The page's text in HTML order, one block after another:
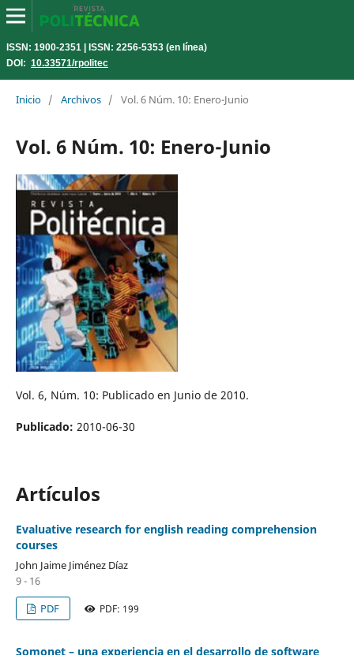
ISSN: 1900-2351 | ISSN: 2256-5353 (en línea)
DOI: 10.33571/rpolitec
Inicio / Archivos / Vol. 6 Núm. 10: Enero-Junio
Vol. 6 Núm. 10: Enero-Junio
Vol. 6, Núm. 10: Publicado en Junio de 2010.
Publicado: 2010-06-30
Artículos
Evaluative research for english reading comprehension
courses
John Jaime Jiménez Díaz
9 - 16
PDF
PDF: 199
Somonet – una experiencia en el desarrollo de software